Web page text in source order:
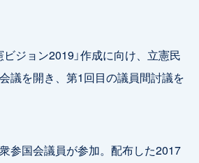
ジョン2019」作成に向け、立憲民
議を開き、第1回目の議員間討議を
参国会議員が参加。配布した2017